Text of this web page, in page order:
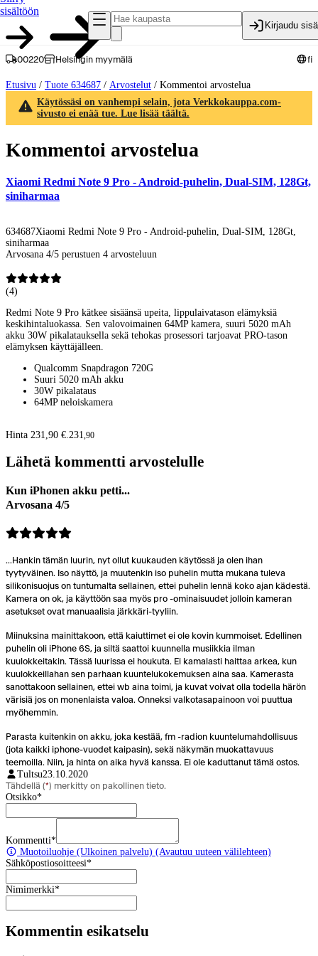
sisältöön
Kirjaudu
00220 Helsingin myymälä fi
Etusivu / Tuote 634687 / Arvostelut / Kommentoi arvostelua
Käytössäsi on vanhempi selain, jota Verkkokauppa.com-
sivusto ei enää tue. Lue lisää täältä.
Kommentoi arvostelua
Xiaomi Redmi Note 9 Pro - Android-puhelin, Dual-SIM, 128Gt,
siniharmaa
634687Xiaomi Redmi Note 9 Pro - Android-puhelin, Dual-SIM, 128Gt,
siniharmaa
Arvosana 4/5 perustuen 4 arvosteluun
(4)
Redmi Note 9 Pro kätkee sisäänsä upeita, lippulaivatason elämyksiä
keskihintaluokassa. Sen valovoimainen 64MP kamera, suuri 5020 mAh
akku 30W pikalatauksella sekä tehokas prosessori tarjoavat PRO-tason
elämyksen käyttäjälleen.
Qualcomm Snapdragon 720G
Suuri 5020 mAh akku
30W pikalataus
64MP neloiskamera
Hinta 231,90 €. 231 ,90
Lähetä kommentti arvostelulle
Kun iPhonen akku petti...
Arvosana 4/5
...Hankin tämän luurin, nyt ollut kuukauden käytössä ja olen ihan
tyytyväinen. Iso näyttö, ja muutenkin iso puhelin mutta mukana tuleva
silikonisuojus on tuntumalta sellainen, ettei puhelin lennä koko ajan kädestä.
Kamera on ok, ja käyttöön saa myös pro -ominaisuudet jolloin kameran
asetukset ovat manuaalisia järkkäri-tyyliin.
Miinuksina mainittakoon, että kaiuttimet ei ole kovin kummoiset. Edellinen
puhelin oli iPhone 6S, ja siltä saattoi kuunnella musiikkia ilman
kuulokkeitakin. Tässä luurissa ei houkuta. Ei kamalasti haittaa arkea, kun
kuulokkeillahan sen parhaan kuuntelukokemuksen aina saa. Kamerasta
sanottakoon sellainen, ettei wb aina toimi, ja kuvat voivat olla todella härön
värisiä jos on monenlaista valoa. Onneksi valkotasapainoon voi puuttua
myöhemmin.
Parasta kuitenkin on akku, joka kestää, fm -radion kuuntelumahdollisuus
(jota kaikki iphone-vuodet kaipasin), sekä näkymän muokattavuus
teemoilla. Niin, ja hinta on aika hyvä kanssa. Ei ole kaduttanut tämä ostos.
Tultsu23.10.2020
Tähdellä (*) merkitty on pakollinen tieto.
Otsikko*
Kommentti*
Muotoiluohje (Ulkoinen palvelu) (Avautuu uuteen välilehteen)
Sähköpostiosoitteesi*
Nimimerkki*
Kommentin esikatselu